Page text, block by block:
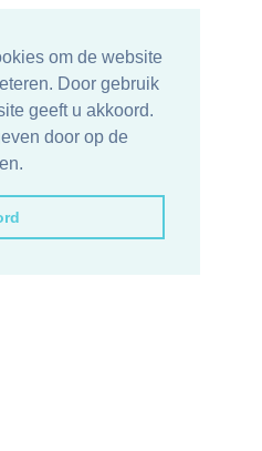
om de website
Door gebruik
geeft u akkoord.
door op de